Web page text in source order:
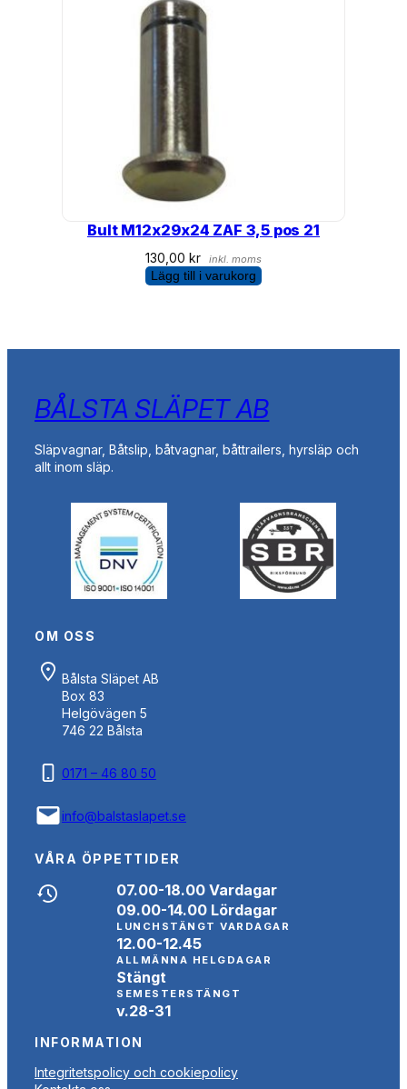
Bult M12x29x24 ZAF 3,5 pos 21
130,00kr inkl. moms
Lägg till i varukorg
BÅLSTA SLÄPET AB
Släpvagnar, Båtslip, båtvagnar, båttrailers, hyrsläp och
allt inom släp.
OM OSS
Bålsta Släpet AB
Box 83
Helgövägen 5
746 22 Bålsta
0171 – 46 80 50
info@balstaslapet.se
VÅRA ÖPPETTIDER
07.00-18.00 Vardagar
09.00-14.00 Lördagar
LUNCHSTÄNGT VARDAGAR
12.00-12.45
ALLMÄNNA HELGDAGAR
Stängt
SEMESTERSTÄNGT
v.28-31
INFORMATION
Integritetspolicy och cookiepolicy